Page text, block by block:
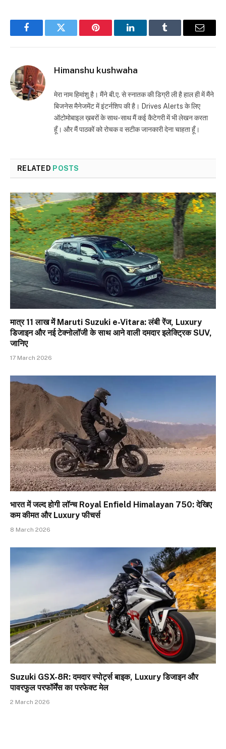
FacebookTwitter Pinterest LinkedInTumblr Email
Himanshu kushwaha
मेरा नाम हिमांशु है। मैंने बी.ए. से स्नातक की डिग्री ली है हाल ही में मैंने
बिजनेस मैनेजमेंट में इंटर्नशिप की है। Drives Alerts के लिए
ऑटोमोबाइल ख़बरों के साथ-साथ मैं कई कैटेगरी में भी लेखन करता
हूँ। और मैं पाठकों को रोचक व सटीक जानकारी देना चाहता हूँ।
RELATED POSTS
मात्र ₹11 लाख में Maruti Suzuki e-Vitara: लंबी रेंज, Luxury
डिजाइन और नई टेक्नोलॉजी के साथ आने वाली दमदार इलेक्ट्रिक SUV,
जानिए
17 March 2026
भारत में जल्द होगी लॉन्च Royal Enfield Himalayan 750: देखिए
कम कीमत और Luxury फीचर्स
8 March 2026
Suzuki GSX-8R: दमदार स्पोर्ट्स बाइक, Luxury डिजाइन और
पावरफुल परफॉर्मेंस का परफेक्ट मेल
2 March 2026